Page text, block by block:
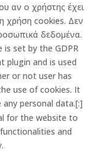
αν ο χρήστης έχει
χρήση cookies. Δεν
δεδομένα.
is set by the GDPR
plugin and is used
or not user has
use of cookies. It
personal data.[:]
for the website to
and